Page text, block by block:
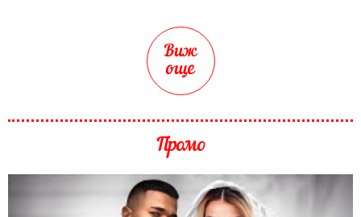
Виж
още
Промо